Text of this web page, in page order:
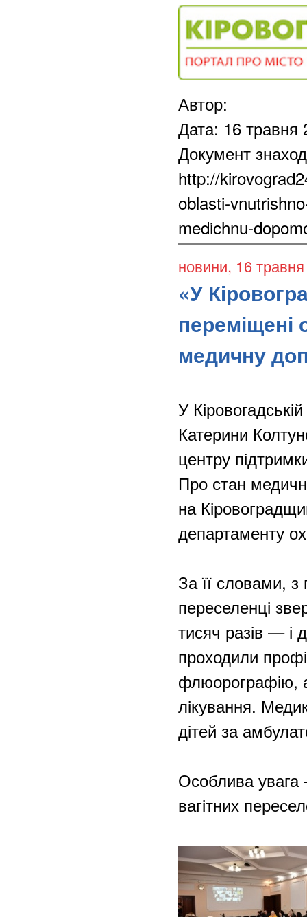
Автор:
Дата: 16 травня
Документ
http://
oblasti-
medichnu-
новини, 16
«У
переміщені
медичну
У
Катерини
центру
Про стан
на
департаменту
За її словами,
переселенці
тисяч разів — і
проходили
флюорографію,
лікування.
дітей за
Особлива
вагітних